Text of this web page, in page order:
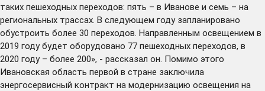
таких пешеходных переходов: пять – в Иванове и семь – на
региональных трассах. В следующем году запланировано
обустроить более 30 переходов. Направленным освещением в
2019 году будет оборудовано 77 пешеходных переходов, в
2020 году – более 200», - рассказал он. Помимо этого
Ивановская область первой в стране заключила
энергосервисный контракт на модернизацию освещения на